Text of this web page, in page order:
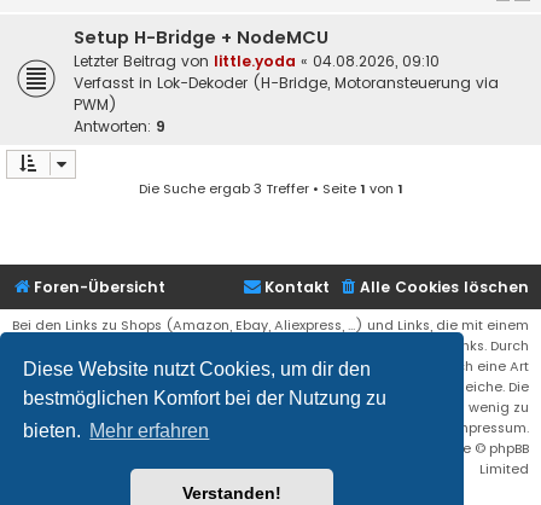
Diese Website nutzt Cookies, um dir den
bestmöglichen Komfort bei der Nutzung zu
bieten. Mehr erfahren
Verstanden!
Setup H-Bridge + NodeMCU
Letzter Beitrag von little.yoda « 04.08.2026, 09:10
Verfasst in Lok-Dekoder (H-Bridge, Motoransteuerung via
PWM)
Antworten: 9
Die Suche ergab 3 Treffer • Seite1 von 1
Foren-Übersicht Alle Cookies löschen
Kontakt
Bei den Links zu Shops (Amazon, Ebay, Aliexpress, ...) und Links, die mit einem
Stern (*) markiert sind, kann es sich um sogenannte Affiliate Links. Durch
den Kauf eines Produktes über einen Affiliate Link erhälte ich eine Art
Umsatzbeteiligung gutgeschrieben. Für euch bleibt der Preis der gleiche. Die
Einnahmen helfen die Hostgebühren für diese Webseite ein wenig zu
reduzieren. Siehe auch das Impressum.
® Forum Software © phpBB
Limited